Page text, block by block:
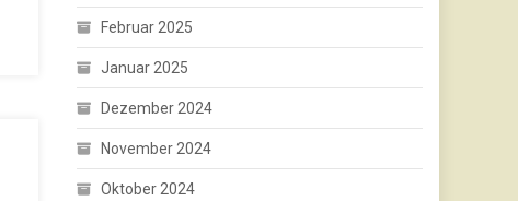
Februar 2025
Januar 2025
Dezember 2024
November 2024
Oktober 2024